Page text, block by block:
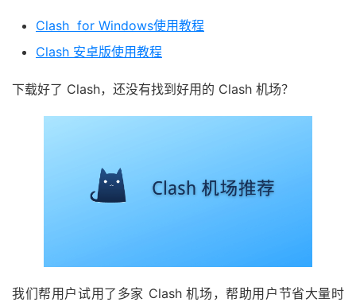
Clash for Windows使用教程
Clash 安卓版使用教程
下载好了 Clash，还没有找到好用的 Clash 机场？
我们帮用户试用了多家 Clash 机场，帮助用户节省大量时